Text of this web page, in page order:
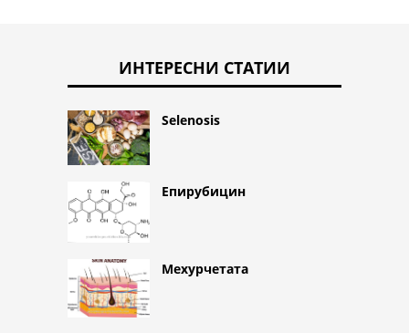
ИНТЕРЕСНИ СТАТИИ
Selenosis
Епирубицин
Мехурчетата